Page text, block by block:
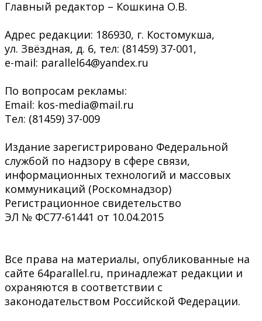
Главный редактор – Кошкина О.В.
Адрес редакции: 186930, г. Костомукша,
ул. Звёздная, д. 6, тел: (81459) 37-001,
e-mail: parallel64@yandex.ru
По вопросам рекламы:
Email: kos-media@mail.ru
Тел: (81459) 37-009
Издание зарегистрировано Федеральной
службой по надзору в сфере связи,
информационных технологий и массовых
коммуникаций (Роскомнадзор)
Регистрационное свидетельство
ЭЛ № ФС77-61441 от 10.04.2015
Все права на материалы, опубликованные на
сайте 64parallel.ru, принадлежат редакции и
охраняются в соответствии с
законодательством Российской Федерации.